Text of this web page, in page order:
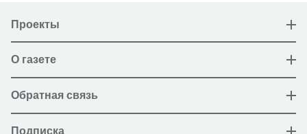
Проекты
О газете
Обратная связь
Подписка